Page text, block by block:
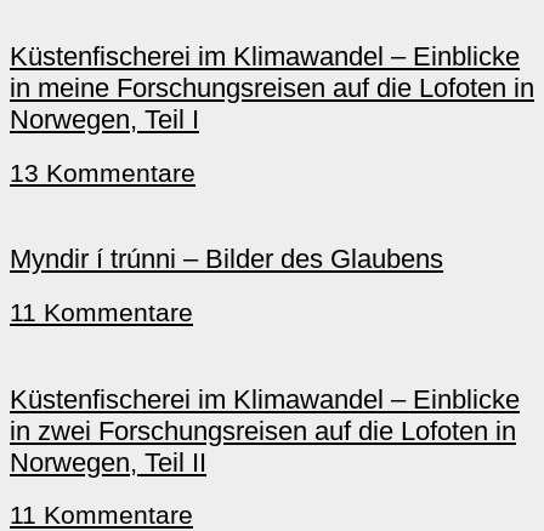
Küstenfischerei im Klimawandel – Einblicke
in meine Forschungsreisen auf die Lofoten in
Norwegen, Teil I
13 Kommentare
Myndir í trúnni – Bilder des Glaubens
11 Kommentare
Küstenfischerei im Klimawandel – Einblicke
in zwei Forschungsreisen auf die Lofoten in
Norwegen, Teil II
11 Kommentare